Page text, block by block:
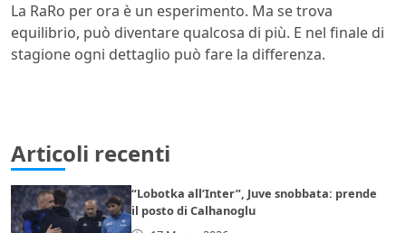
La RaRo per ora è un esperimento. Ma se trova
equilibrio, può diventare qualcosa di più. E nel finale di
stagione ogni dettaglio può fare la differenza.
Articoli recenti
“Lobotka all’Inter”, Juve snobbata: prende
il posto di Calhanoglu